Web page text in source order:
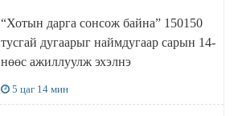
“Хотын дарга сонсож байна” 150150
тусгай дугаарыг наймдугаар сарын 14-
нөөс ажиллуулж эхэлнэ
5 цаг 14 мин